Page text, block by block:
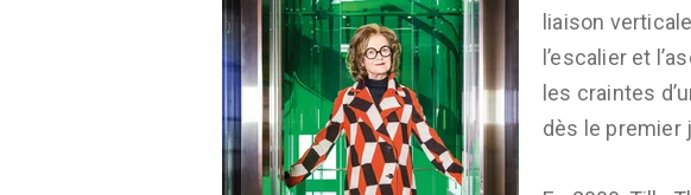
liaison
l’escalier et
les craintes
dès le premier